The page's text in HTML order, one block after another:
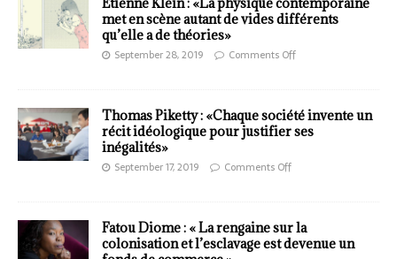
met en scène autant de vides différents
qu’elle a de théories»
September 28, 2019 Comments Off
Thomas Piketty : «Chaque société invente un
récit idéologique pour justifier ses
inégalités»
September 17, 2019 Comments Off
Fatou Diome : « La rengaine sur la
colonisation et l’esclavage est devenue un